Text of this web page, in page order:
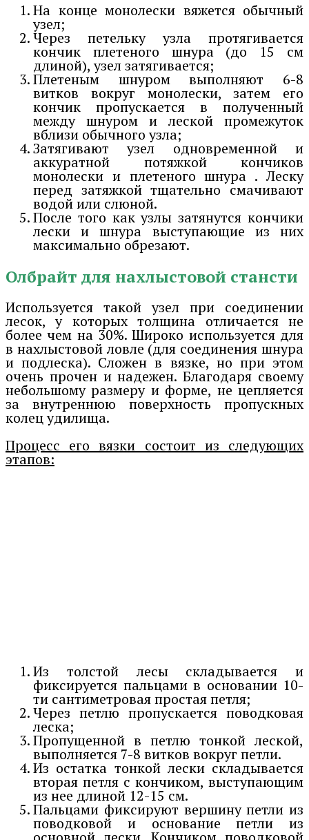
На конце монолески вяжется обычный
узел;
Через петельку узла протягивается
кончик плетеного шнура (до 15 см
длиной), узел затягивается;
Плетеным шнуром выполняют 6-8
витков вокруг монолески, затем его
кончик пропускается в полученный
между шнуром и леской промежуток
вблизи обычного узла;
Затягивают узел одновременной и
аккуратной потяжкой кончиков
монолески и плетеного шнура . Леску
перед затяжкой тщательно смачивают
водой или слюной.
После того как узлы затянутся кончики
лески и шнура выступающие из них
максимально обрезают.
Олбрайт для нахлыстовой стансти
Используется такой узел при соединении
лесок, у которых толщина отличается не
более чем на 30%. Широко используется для
в нахлыстовой ловле (для соединения шнура
и подлеска). Сложен в вязке, но при этом
очень прочен и надежен. Благодаря своему
небольшому размеру и форме, не цепляется
за внутреннюю поверхность пропускных
колец удилища.
Процесс его вязки состоит из следующих
этапов:
Из толстой лесы складывается и
фиксируется пальцами в основании 10-
ти сантиметровая простая петля;
Через петлю пропускается поводковая
леска;
Пропущенной в петлю тонкой леской,
выполняется 7-8 витков вокруг петли.
Из остатка тонкой лески складывается
вторая петля с кончиком, выступающим
из нее длиной 12-15 см.
Пальцами фиксируют вершину петли из
поводковой и основание петли из